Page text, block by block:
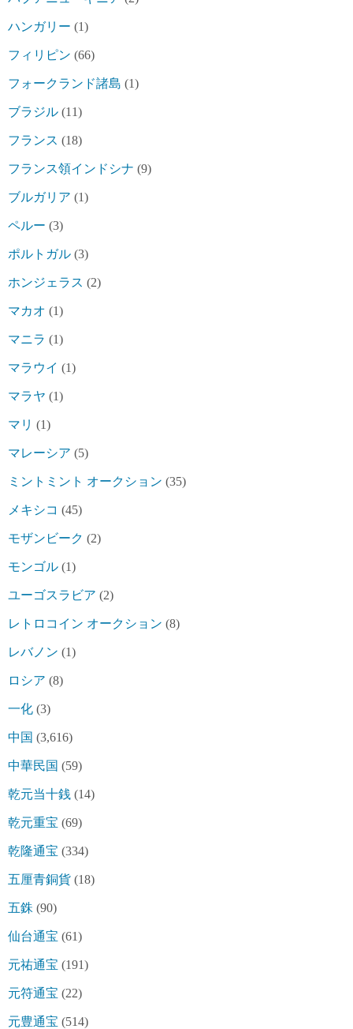
ハンガリー (1)
フィリピン (66)
フォークランド諸島 (1)
ブラジル (11)
フランス (18)
フランス領インドシナ (9)
ブルガリア (1)
ペルー (3)
ポルトガル (3)
ホンジェラス (2)
マカオ (1)
マニラ (1)
マラウイ (1)
マラヤ (1)
マリ (1)
マレーシア (5)
ミントミント オークション (35)
メキシコ (45)
モザンビーク (2)
モンゴル (1)
ユーゴスラビア (2)
レトロコイン オークション (8)
レバノン (1)
ロシア (8)
一化 (3)
中国 (3,616)
中華民国 (59)
乾元当十銭 (14)
乾元重宝 (69)
乾隆通宝 (334)
五厘青銅貨 (18)
五銖 (90)
仙台通宝 (61)
元祐通宝 (191)
元符通宝 (22)
元豊通宝 (514)